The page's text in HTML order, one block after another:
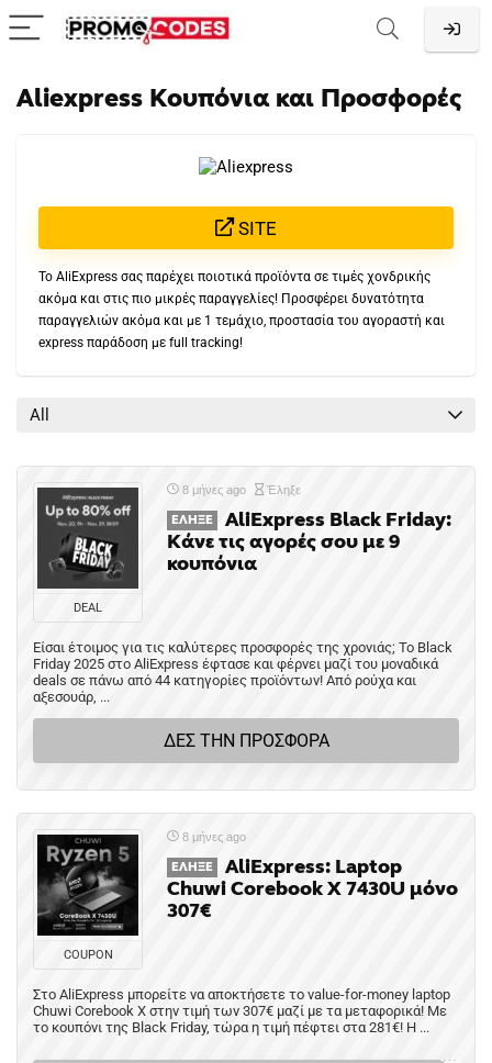
Aliexpress Κουπόνια και Προσφορές
SITE
Το AliExpress σας παρέχει ποιοτικά προϊόντα σε τιμές χονδρικής
ακόμα και στις πιο μικρές παραγγελίες! Προσφέρει δυνατότητα
παραγγελιών ακόμα και με 1 τεμάχιο, προστασία του αγοραστή και
express παράδοση με full tracking!
All
DEAL
8 μήνες ago Έληξε
ΈΛΗΞΕ
AliExpress Black Friday:
Κάνε τις αγορές σου με 9
κουπόνια
Είσαι έτοιμος για τις καλύτερες προσφορές της χρονιάς; Το Black
Friday 2025 στο AliExpress έφτασε και φέρνει μαζί του μοναδικά
deals σε πάνω από 44 κατηγορίες προϊόντων! Από ρούχα και
αξεσουάρ, ...
ΔΕΣ ΤΗΝ ΠΡΟΣΦΟΡΑ
COUPON
8 μήνες ago
ΈΛΗΞΕ
AliExpress: Laptop
Chuwi Corebook X 7430U μόνο
307€
Στο AliExpress μπορείτε να αποκτήσετε το value-for-money laptop
Chuwi Corebook X στην τιμή των 307€ μαζί με τα μεταφορικά! Με
το κουπόνι της Black Friday, τώρα η τιμή πέφτει στα 281€! Η ...